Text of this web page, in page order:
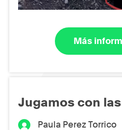
Más
Jugamos con
Paula Perez Torrico